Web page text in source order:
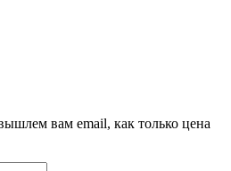
вам email, как только цена